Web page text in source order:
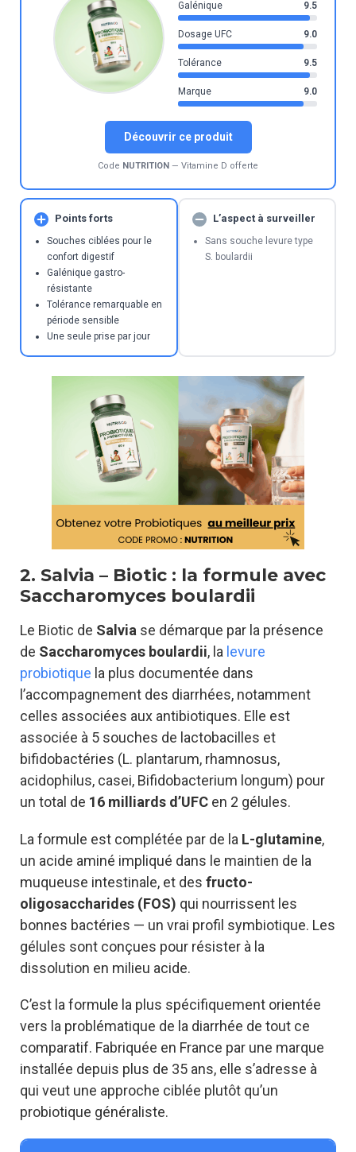
Galénique 9.5
Dosage UFC 9.0
Tolérance 9.5
Marque 9.0
Découvrir ce produit
Code NUTRITION — Vitamine D offerte
Points forts
Souches ciblées pour le
confort digestif
Galénique gastro-
résistante
Tolérance remarquable en
période sensible
Une seule prise par jour
L’aspect à surveiller
Sans souche levure type
S. boulardii
2. Salvia – Biotic : la formule avec
Saccharomyces boulardii
Le Biotic de Salvia se démarque par la présence
de Saccharomyces boulardii, la levure
probiotique la plus documentée dans
l’accompagnement des diarrhées, notamment
celles associées aux antibiotiques. Elle est
associée à 5 souches de lactobacilles et
bifidobactéries (L. plantarum, rhamnosus,
acidophilus, casei, Bifidobacterium longum) pour
un total de 16 milliards d’UFC en 2 gélules.
La formule est complétée par de la L-glutamine,
un acide aminé impliqué dans le maintien de la
muqueuse intestinale, et des fructo-
oligosaccharides (FOS) qui nourrissent les
bonnes bactéries — un vrai profil symbiotique. Les
gélules sont conçues pour résister à la
dissolution en milieu acide.
C’est la formule la plus spécifiquement orientée
vers la problématique de la diarrhée de tout ce
comparatif. Fabriquée en France par une marque
installée depuis plus de 35 ans, elle s’adresse à
qui veut une approche ciblée plutôt qu’un
probiotique généraliste.